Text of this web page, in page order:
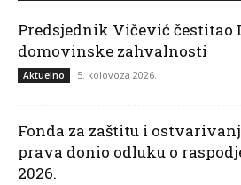
Predsjednik Vičević čestitao
domovinske zahvalnosti
Aktuelno 5. kolovoza 2026.
Fonda za zaštitu i
prava donio odluku o
2026.